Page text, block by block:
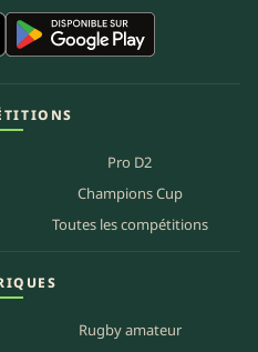
Pro D2
Champions Cup
Toutes les compétitions
Rugby amateur